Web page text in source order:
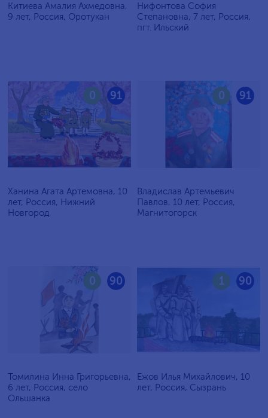
Китиева Амалия Ахмедовна,
9 лет, Россия, Оротукан
Нифонтова София
Степановна, 7 лет, Россия,
пгт. Ильский
91
0
Ханина Агата Артемовна, 10
лет, Россия, Нижний
Новгород
91
0
Владислав Артемьевич
Павлов, 10 лет, Россия,
Магнитогорск
90
0
Томилина Инна Григорьевна,
6 лет, Россия, село
Ольшанка
90
1
Ежов Илья Михайлович, 10
лет, Россия, Сызрань